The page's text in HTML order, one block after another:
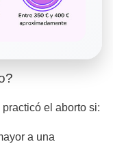
el aborto si:
a una